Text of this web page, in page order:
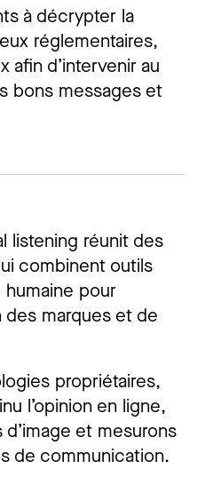
à décrypter la
réglementaires,
afin d’intervenir au
bons messages et
listening réunit des
combinent outils
humaine pour
marques et de
propriétaires,
l’opinion en ligne,
et mesurons
de communication.